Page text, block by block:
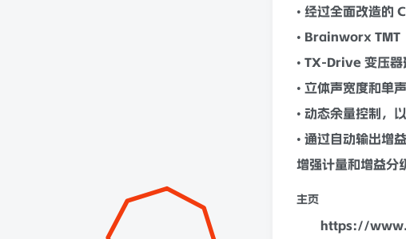
• 经过全面改造的
• Brainworx TMT
• TX-Drive 变压器
• 立体声宽度和单
• 动态余量控制，
• 通过自动输出增益
增强计量和增益分
主页
https://